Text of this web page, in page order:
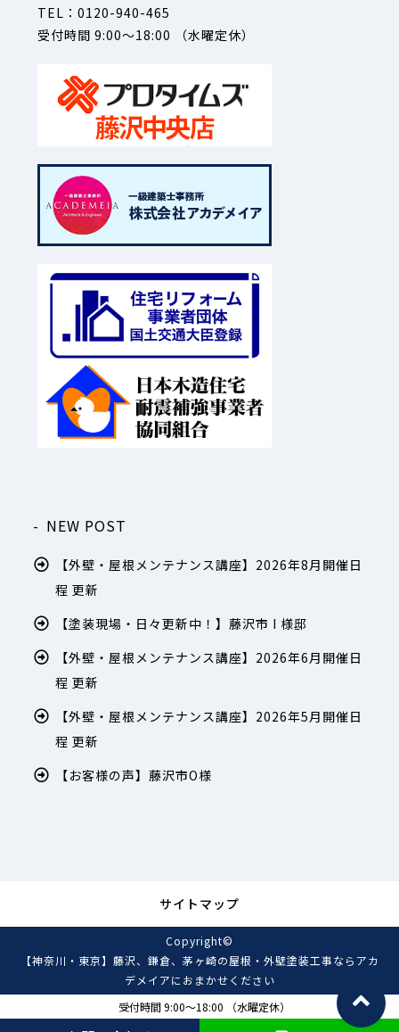
受付時間 9:00～18:00 （水曜定休）
TEL：0120-940-465
受付時間 9:00～18:00 （水曜定休）
NEW POST
【外壁・屋根メンテナンス講座】2026年8月開催日
程 更新
【塗装現場・日々更新中！】藤沢市 I 様邸
【外壁・屋根メンテナンス講座】2026年6月開催日
程 更新
【外壁・屋根メンテナンス講座】2026年5月開催日
程 更新
【お客様の声】藤沢市O様
サイトマップ
Copyright©
【神奈川・東京】藤沢、鎌倉、茅ヶ崎の屋根・外壁塗装工事ならアカ
デメイアにおまかせください
, 2021 All Rights Reserved.